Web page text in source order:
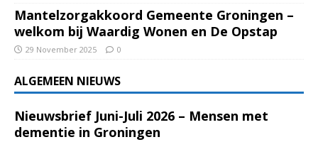
Mantelzorgakkoord Gemeente Groningen –
welkom bij Waardig Wonen en De Opstap
29 November 2025 0
ALGEMEEN NIEUWS
Nieuwsbrief Juni-Juli 2026 – Mensen met
dementie in Groningen